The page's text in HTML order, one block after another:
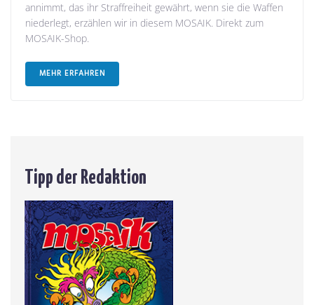
annimmt, das ihr Straffreiheit gewährt, wenn sie die Waffen
niederlegt, erzählen wir in diesem MOSAIK. Direkt zum
MOSAIK-Shop.
MEHR ERFAHREN
Tipp der Redaktion